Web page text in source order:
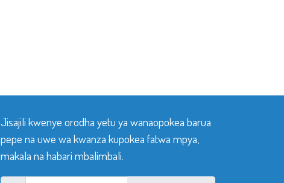
Jisajili kwenye orodha yetu ya wanaopokea barua
pepe na uwe wa kwanza kupokea fatwa mpya,
makala na habari mbalimbali.